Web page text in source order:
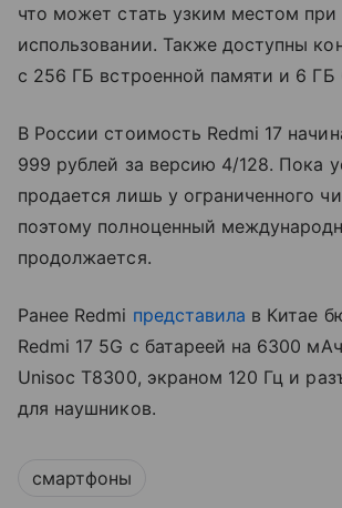
что может стать узким местом при
использовании. Также доступны
с 256 ГБ встроенной памяти и 6 ГБ
В России стоимость Redmi 17
999 рублей за версию 4/128. Пока
продается лишь у ограниченного
поэтому полноценный
продолжается.
Ранее Redmi представила в Китае
Redmi 17 5G с батареей на 6300
Unisoc T8300, экраном 120 Гц и
для наушников.
смартфоны